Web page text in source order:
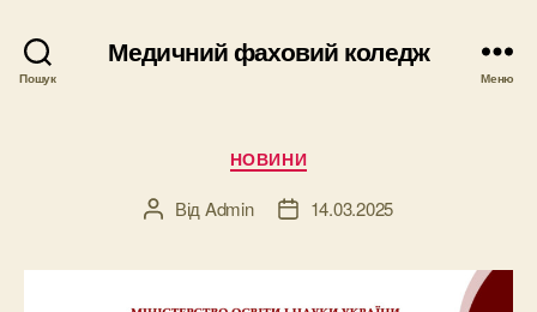
Пошук
Медичний фаховий коледж
Меню
Категорії
НОВИНИ
Автор
Від Admin
Дата14.03.2025